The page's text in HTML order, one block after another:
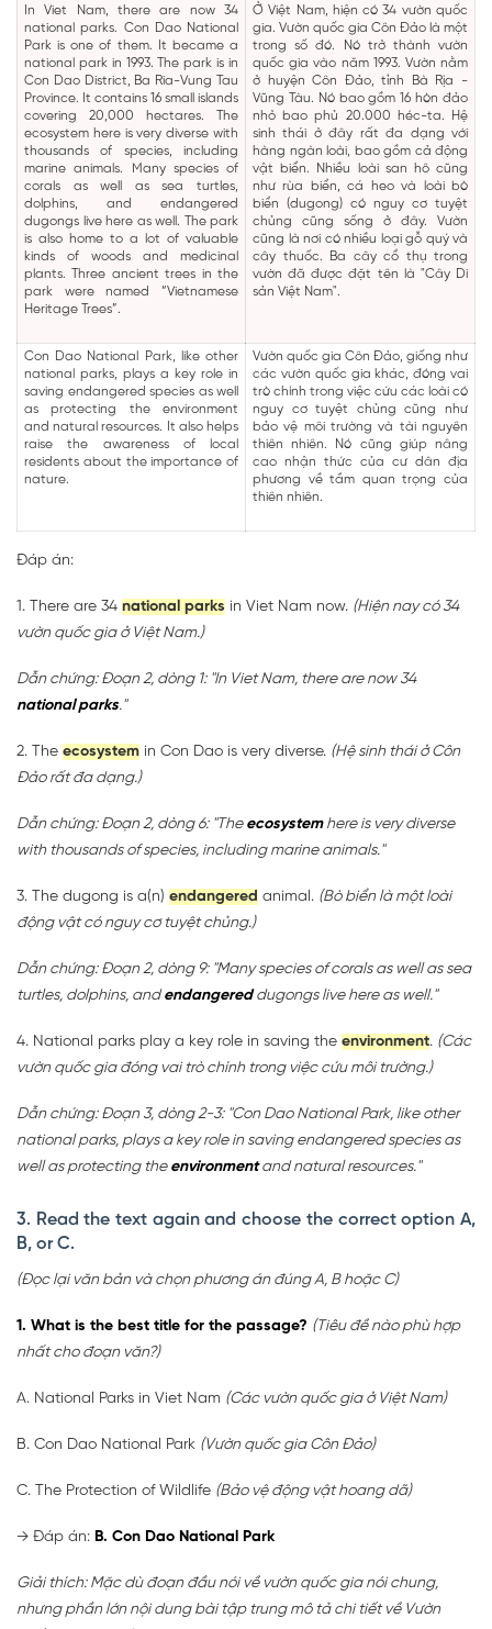
In Viet Nam, there are now 34
national parks. Con Dao National
Park is one of them. It became a
national park in 1993. The park is in
Con Dao District, Ba Ria-Vung Tau
Province. It contains 16 small islands
covering 20,000 hectares. The
ecosystem here is very diverse with
thousands of species, including
marine animals. Many species of
corals as well as sea turtles,
dolphins, and endangered
dugongs live here as well. The park
is also home to a lot of valuable
kinds of woods and medicinal
plants. Three ancient trees in the
park were named “Vietnamese
Heritage Trees”.
Ở Việt Nam, hiện có 34 vườn quốc
gia. Vườn quốc gia Côn Đảo là một
trong số đó. Nó trở thành vườn
quốc gia vào năm 1993. Vườn nằm
ở huyện Côn Đảo, tỉnh Bà Rịa -
Vũng Tàu. Nó bao gồm 16 hòn đảo
nhỏ bao phủ 20.000 héc-ta. Hệ
sinh thái ở đây rất đa dạng với
hàng ngàn loài, bao gồm cả động
vật biển. Nhiều loài san hô cũng
như rùa biển, cá heo và loài bò
biển (dugong) có nguy cơ tuyệt
chủng cũng sống ở đây. Vườn
cũng là nơi có nhiều loại gỗ quý và
cây thuốc. Ba cây cổ thụ trong
vườn đã được đặt tên là "Cây Di
sản Việt Nam".
Con Dao National Park, like other
national parks, plays a key role in
saving endangered species as well
as protecting the environment
and natural resources. It also helps
raise the awareness of local
residents about the importance of
nature.
Vườn quốc gia Côn Đảo, giống như
các vườn quốc gia khác, đóng vai
trò chính trong việc cứu các loài có
nguy cơ tuyệt chủng cũng như
bảo vệ môi trường và tài nguyên
thiên nhiên. Nó cũng giúp nâng
cao nhận thức của cư dân địa
phương về tầm quan trọng của
thiên nhiên.
Đáp án:
1. There are 34 national parks in Viet Nam now. (Hiện nay có 34
vườn quốc gia ở Việt Nam.)
Dẫn chứng: Đoạn 2, dòng 1: "In Viet Nam, there are now 34
national parks."
2. The ecosystem in Con Dao is very diverse. (Hệ sinh thái ở Côn
Đảo rất đa dạng.)
Dẫn chứng: Đoạn 2, dòng 6: "The ecosystemhere is very diverse
with thousands of species, including marine animals."
3. The dugong is a(n) endangered animal. (Bò biển là một loài
động vật có nguy cơ tuyệt chủng.)
Dẫn chứng: Đoạn 2, dòng 9: "Many species of corals as well as sea
turtles, dolphins, and endangereddugongs live here as well."
4. National parks play a key role in saving the environment. (Các
vườn quốc gia đóng vai trò chính trong việc cứu môi trường.)
Dẫn chứng: Đoạn 3, dòng 2-3: "Con Dao National Park, like other
national parks, plays a key role in saving endangered species as
well as protecting the environmentand natural resources."
3. Read the text again and choose the correct option A,
B, or C.
(Đọc lại văn bản và chọn phương án đúng A, B hoặc C)
1. What is the best title for the passage? (Tiêu đề nào phù hợp
nhất cho đoạn văn?)
A. National Parks in Viet Nam (Các vườn quốc gia ở Việt Nam)
B. Con Dao National Park (Vườn quốc gia Côn Đảo)
C. The Protection of Wildlife (Bảo vệ động vật hoang dã)
→ Đáp án: B. Con Dao National Park
Giải thích: Mặc dù đoạn đầu nói về vườn quốc gia nói chung,
nhưng phần lớn nội dung bài tập trung mô tả chi tiết về Vườn